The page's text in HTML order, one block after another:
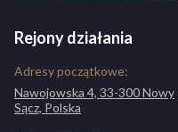
Rejony działania
Adresy początkowe:
Nawojowska 4, 33-300 Nowy
Sącz, Polska